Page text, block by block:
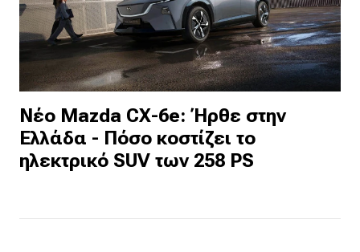
Νέο Mazda CX-6e: Ήρθε στην
Ελλάδα - Πόσο κοστίζει το
ηλεκτρικό SUV των 258 PS